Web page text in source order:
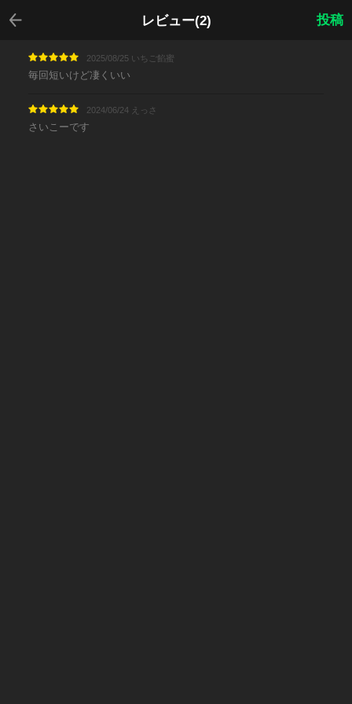
レビュー(2)
戻る
投稿
2025/08/25 いちご餡蜜
毎回短いけど凄くいい
2024/06/24 えっさ
さいこーです